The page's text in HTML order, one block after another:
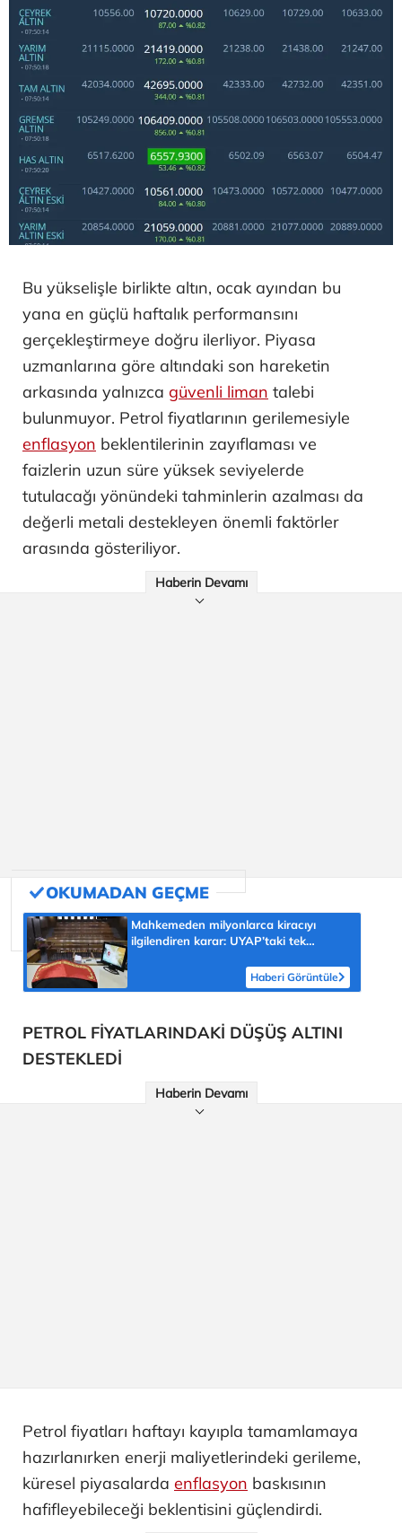
Bu yükselişle birlikte altın, ocak ayından bu
yana en güçlü haftalık performansını
gerçekleştirmeye doğru ilerliyor. Piyasa
uzmanlarına göre altındaki son hareketin
arkasında yalnızca güvenli liman talebi
bulunmuyor. Petrol fiyatlarının gerilemesiyle
enflasyon beklentilerinin zayıflaması ve
faizlerin uzun süre yüksek seviyelerde
tutulacağı yönündeki tahminlerin azalması da
değerli metali destekleyen önemli faktörler
arasında gösteriliyor.
Haberin Devamı
Mahkemeden milyonlarca kiracıyı
ilgilendiren karar: UYAP’taki tek
Haberi Görüntüle
PETROL FİYATLARINDAKİ DÜŞÜŞ ALTINI
DESTEKLEDİ
Haberin Devamı
Petrol fiyatları haftayı kayıpla tamamlamaya
hazırlanırken enerji maliyetlerindeki gerileme,
küresel piyasalarda enflasyon baskısının
hafifleyebileceği beklentisini güçlendirdi.